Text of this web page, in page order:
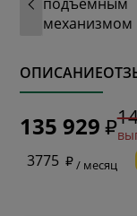
ОПИСАНИЕ
135 929
3775
/ месяц
* обязательное
*